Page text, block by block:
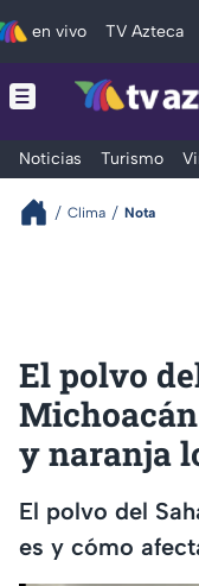
en vivo TV Azteca
Noticias Turismo
Clima Nota
El polvo
y naranja
El polvo del
es y cómo